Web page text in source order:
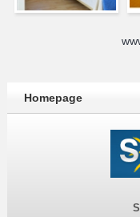
Homepage